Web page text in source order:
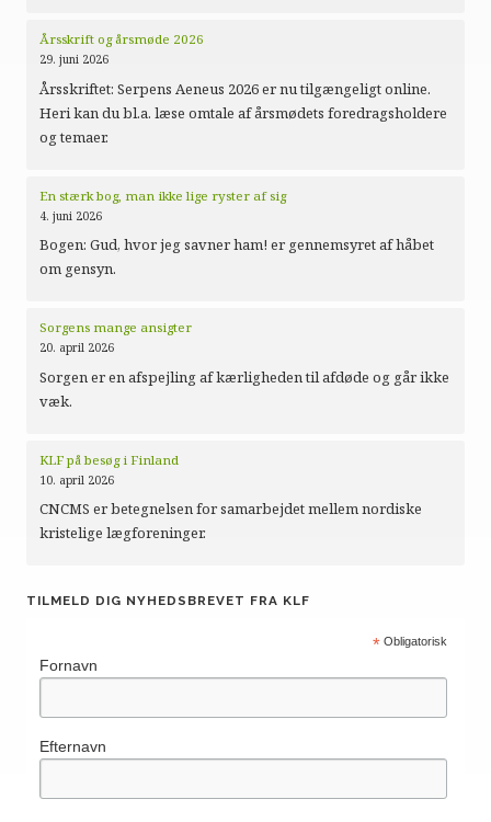
Årsskrift og årsmøde 2026
29. juni 2026
Årsskriftet: Serpens Aeneus 2026 er nu tilgængeligt online.
Heri kan du bl.a. læse omtale af årsmødets foredragsholdere
og temaer.
En stærk bog, man ikke lige ryster af sig
4. juni 2026
Bogen: Gud, hvor jeg savner ham! er gennemsyret af håbet
om gensyn.
Sorgens mange ansigter
20. april 2026
Sorgen er en afspejling af kærligheden til afdøde og går ikke
væk.
KLF på besøg i Finland
10. april 2026
CNCMS er betegnelsen for samarbejdet mellem nordiske
kristelige lægforeninger.
TILMELD DIG NYHEDSBREVET FRA KLF
* Obligatorisk
Fornavn
Efternavn